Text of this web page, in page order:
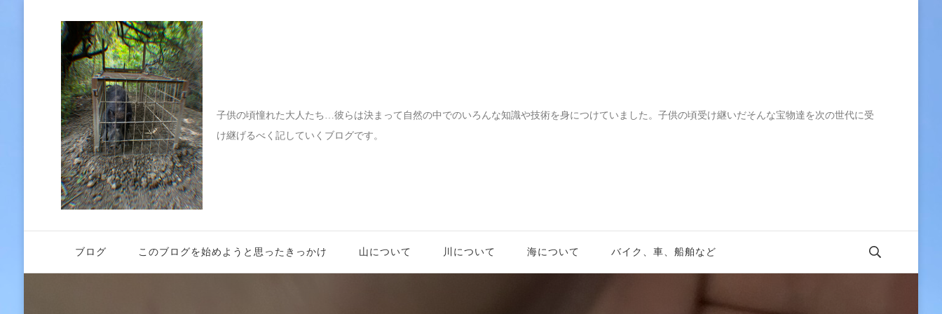
子供の頃憧れた大人たち…彼らは決まって自然の中でのいろんな知識や技術を身につけていました。子供の頃受け継いだそんな宝物達を次の世代に受
け継げるべく記していくブログです。
ブログ このブログを始めようと思ったきっかけ 山について 川について 海について バイク、車、船舶など